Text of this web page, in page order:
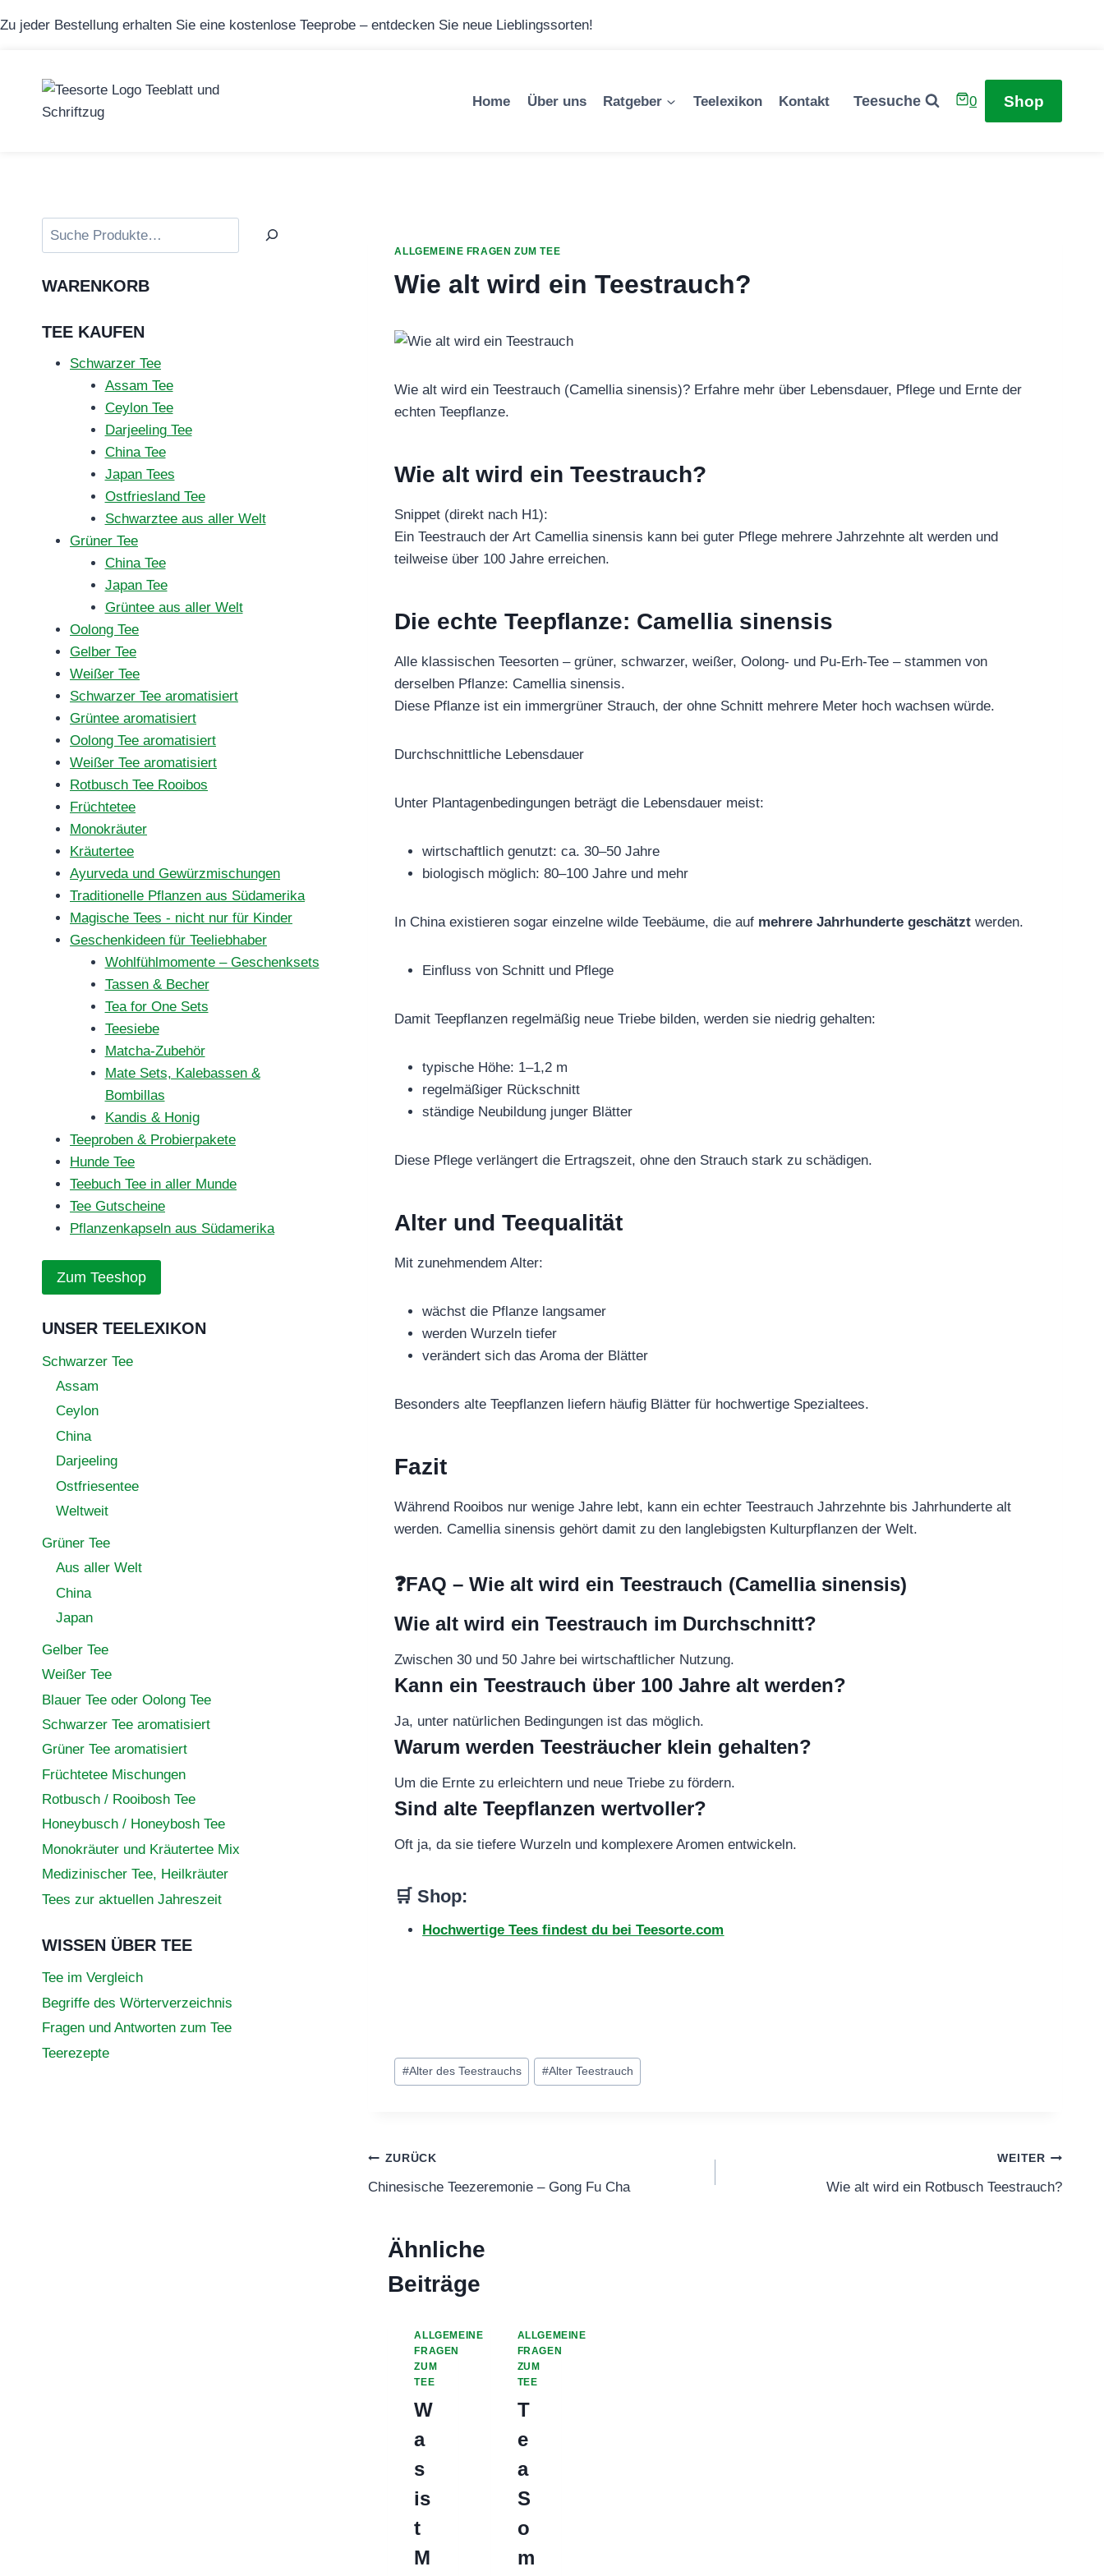
Inhalt
Zu jeder Bestellung erhalten Sie eine kostenlose Teeprobe – entdecken Sie neue Lieblingssorten!
Home Über uns Ratgeber Teelexikon Kontakt Teesuche 0 Shop
ALLGEMEINE FRAGEN ZUM TEE
Wie alt wird ein Teestrauch?
Wie alt wird ein Teestrauch (Camellia sinensis)? Erfahre mehr über Lebensdauer, Pflege und Ernte der
echten Teepflanze.
Wie alt wird ein Teestrauch?
Snippet (direkt nach H1):
Ein Teestrauch der Art Camellia sinensis kann bei guter Pflege mehrere Jahrzehnte alt werden und
teilweise über 100 Jahre erreichen.
Die echte Teepflanze: Camellia sinensis
Alle klassischen Teesorten – grüner, schwarzer, weißer, Oolong- und Pu-Erh-Tee – stammen von
derselben Pflanze: Camellia sinensis.
Diese Pflanze ist ein immergrüner Strauch, der ohne Schnitt mehrere Meter hoch wachsen würde.
Durchschnittliche Lebensdauer
Unter Plantagenbedingungen beträgt die Lebensdauer meist:
wirtschaftlich genutzt: ca. 30–50 Jahre
biologisch möglich: 80–100 Jahre und mehr
In China existieren sogar einzelne wilde Teebäume, die auf mehrere Jahrhunderte geschätztwerden.
Einfluss von Schnitt und Pflege
Damit Teepflanzen regelmäßig neue Triebe bilden, werden sie niedrig gehalten:
typische Höhe: 1–1,2 m
regelmäßiger Rückschnitt
ständige Neubildung junger Blätter
Diese Pflege verlängert die Ertragszeit, ohne den Strauch stark zu schädigen.
Alter und Teequalität
Mit zunehmendem Alter:
wächst die Pflanze langsamer
werden Wurzeln tiefer
verändert sich das Aroma der Blätter
Besonders alte Teepflanzen liefern häufig Blätter für hochwertige Spezialtees.
Fazit
Während Rooibos nur wenige Jahre lebt, kann ein echter Teestrauch Jahrzehnte bis Jahrhunderte alt
werden. Camellia sinensis gehört damit zu den langlebigsten Kulturpflanzen der Welt.
❓FAQ – Wie alt wird ein Teestrauch (Camellia sinensis)
Wie alt wird ein Teestrauch im Durchschnitt?
Zwischen 30 und 50 Jahre bei wirtschaftlicher Nutzung.
Kann ein Teestrauch über 100 Jahre alt werden?
Ja, unter natürlichen Bedingungen ist das möglich.
Warum werden Teesträucher klein gehalten?
Um die Ernte zu erleichtern und neue Triebe zu fördern.
Sind alte Teepflanzen wertvoller?
Oft ja, da sie tiefere Wurzeln und komplexere Aromen entwickeln.
🛒 Shop:
Hochwertige Tees findest du bei Teesorte.com
Schlagworte:
#Alter des Teestrauchs #Alter Teestrauch
Beitragsnavigation
ZURÜCK
Chinesische Teezeremonie – Gong Fu Cha
WEITER
Wie alt wird ein Rotbusch Teestrauch?
Ähnliche
Beiträge
ALLGEMEINE
FRAGEN
ZUM
TEE
W
a
s
is
t
M
ALLGEMEINE
FRAGEN
ZUM
TEE
T
e
a
S
o
m
Suchen
WARENKORB
TEE KAUFEN
Schwarzer Tee
Assam Tee
Ceylon Tee
Darjeeling Tee
China Tee
Japan Tees
Ostfriesland Tee
Schwarztee aus aller Welt
Grüner Tee
China Tee
Japan Tee
Grüntee aus aller Welt
Oolong Tee
Gelber Tee
Weißer Tee
Schwarzer Tee aromatisiert
Grüntee aromatisiert
Oolong Tee aromatisiert
Weißer Tee aromatisiert
Rotbusch Tee Rooibos
Früchtetee
Monokräuter
Kräutertee
Ayurveda und Gewürzmischungen
Traditionelle Pflanzen aus Südamerika
Magische Tees - nicht nur für Kinder
Geschenkideen für Teeliebhaber
Wohlfühlmomente – Geschenksets
Tassen & Becher
Tea for One Sets
Teesiebe
Matcha-Zubehör
Mate Sets, Kalebassen &
Bombillas
Kandis & Honig
Teeproben & Probierpakete
Hunde Tee
Teebuch Tee in aller Munde
Tee Gutscheine
Pflanzenkapseln aus Südamerika
Zum Teeshop
UNSER TEELEXIKON
Schwarzer Tee
Assam
Ceylon
China
Darjeeling
Ostfriesentee
Weltweit
Grüner Tee
Aus aller Welt
China
Japan
Gelber Tee
Weißer Tee
Blauer Tee oder Oolong Tee
Schwarzer Tee aromatisiert
Grüner Tee aromatisiert
Früchtetee Mischungen
Rotbusch / Rooibosh Tee
Honeybusch / Honeybosh Tee
Monokräuter und Kräutertee Mix
Medizinischer Tee, Heilkräuter
Tees zur aktuellen Jahreszeit
WISSEN ÜBER TEE
Tee im Vergleich
Begriffe des Wörterverzeichnis
Fragen und Antworten zum Tee
Teerezepte